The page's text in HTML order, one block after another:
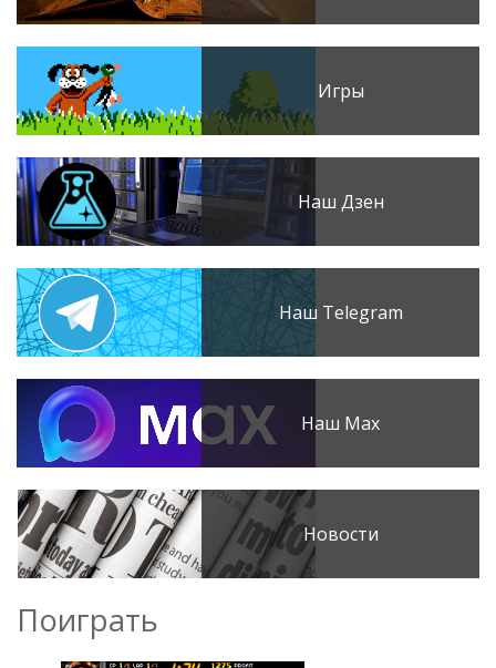
Игры
Наш Дзен
Наш Telegram
Наш Max
Новости
Поиграть